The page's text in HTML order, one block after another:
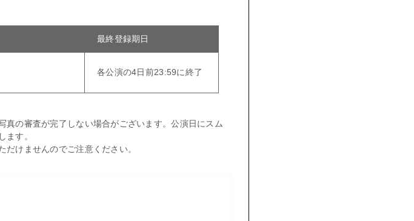
最終登録期日
各公演の4日前23:59に終了
の審査が完了しない場合がございます。公演日にスム
ます。
けませんのでご注意ください。